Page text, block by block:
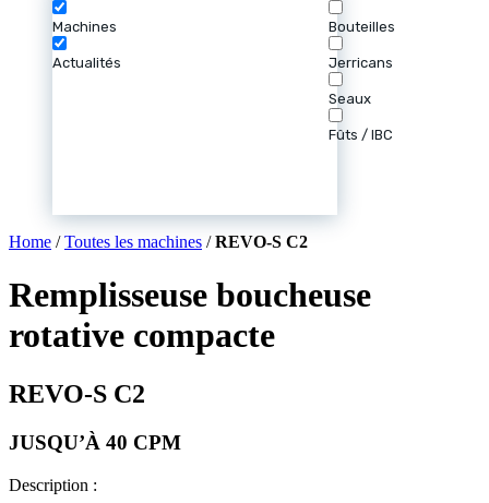
Machines
Actualités
Bouteilles
Jerricans
Seaux
Fûts / IBC
Home /Toutes les machines /REVO-S C2
Remplisseuse boucheuse
rotative compacte
REVO-S C2
JUSQU’À 40 CPM
Description :